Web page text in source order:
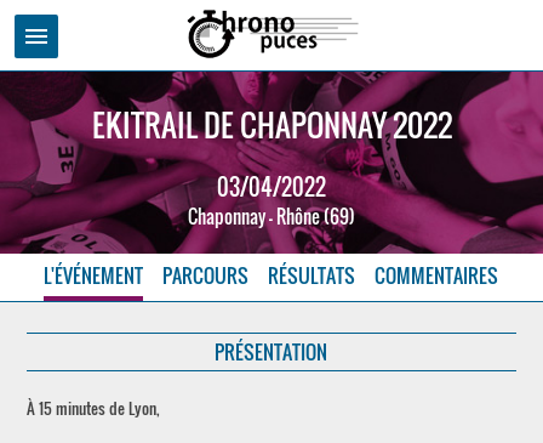
menu
EKITRAIL DE CHAPONNAY 2022
03/04/2022
Chaponnay - Rhône (69)
L'ÉVÉNEMENT PARCOURS RÉSULTATS COMMENTAIRES
PRÉSENTATION
À 15 minutes de Lyon,